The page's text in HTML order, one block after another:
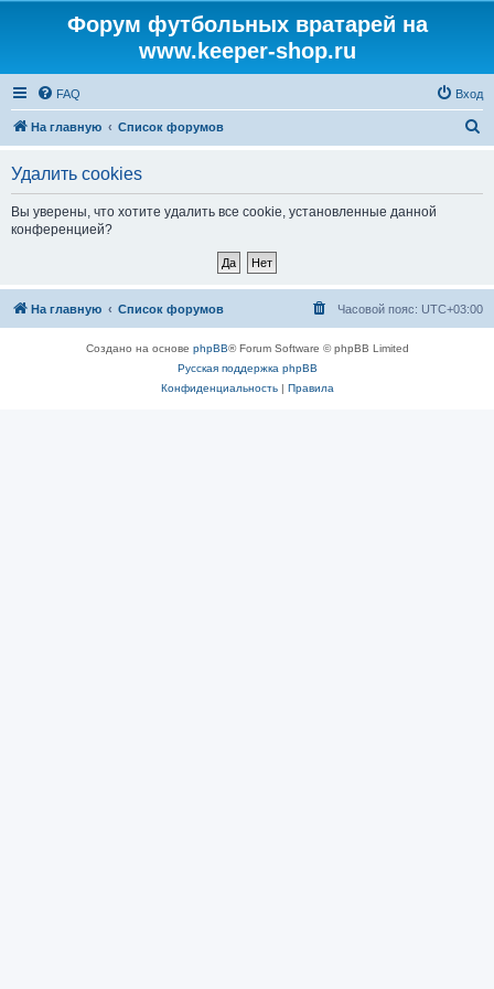
Форум футбольных вратарей на
www.keeper-shop.ru
FAQ Вход
На главную Список форумов
Удалить cookies
Вы уверены, что хотите удалить все cookie, установленные данной
конференцией?
На главную Список форумов Часовой пояс: UTC+03:00
Создано на основе phpBB® Forum Software © phpBB Limited
Русская поддержка phpBB
Конфиденциальность| Правила